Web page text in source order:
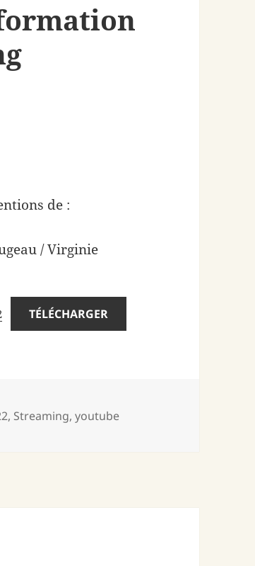
de :
/ Virginie
TÉLÉCHARGER
, Streaming,youtube